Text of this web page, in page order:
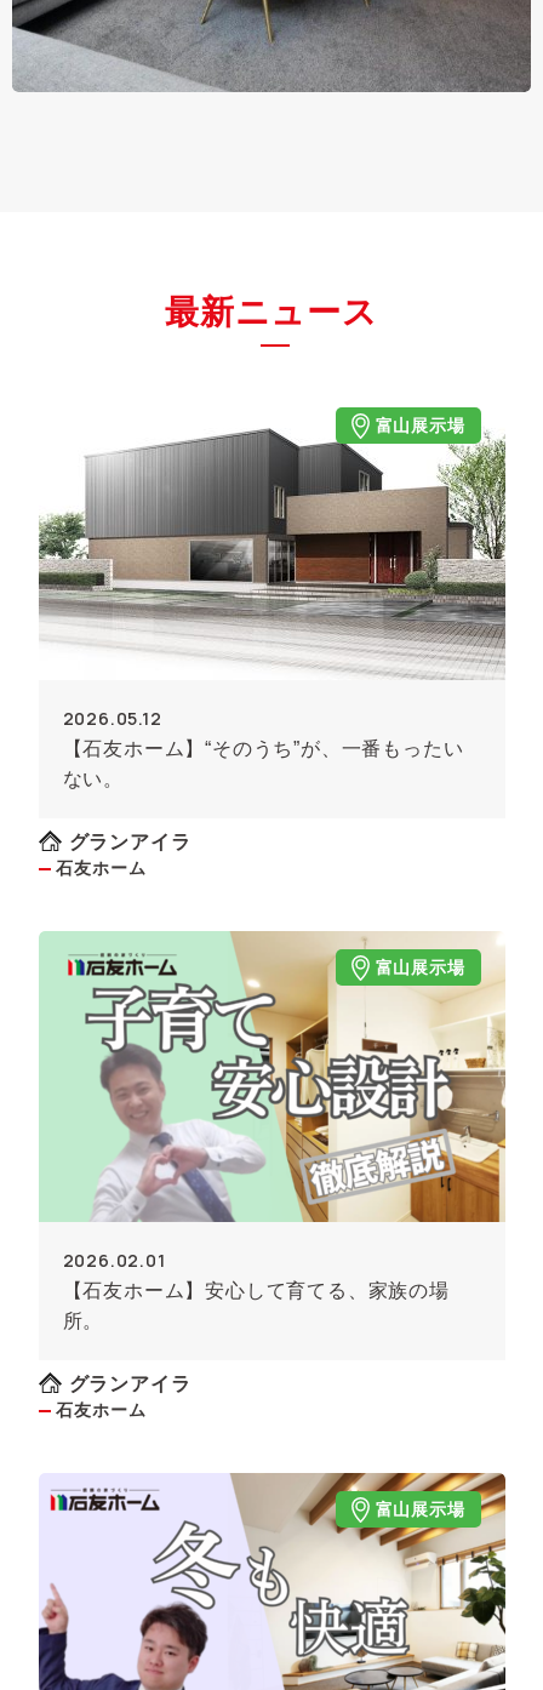
最新ニュース
富山展示場
2026.05.12
【石友ホーム】“そのうち”が、一番もったい
ない。
グランアイラ
石友ホーム
富山展示場
2026.02.01
【石友ホーム】安心して育てる、家族の場
所。
グランアイラ
石友ホーム
富山展示場